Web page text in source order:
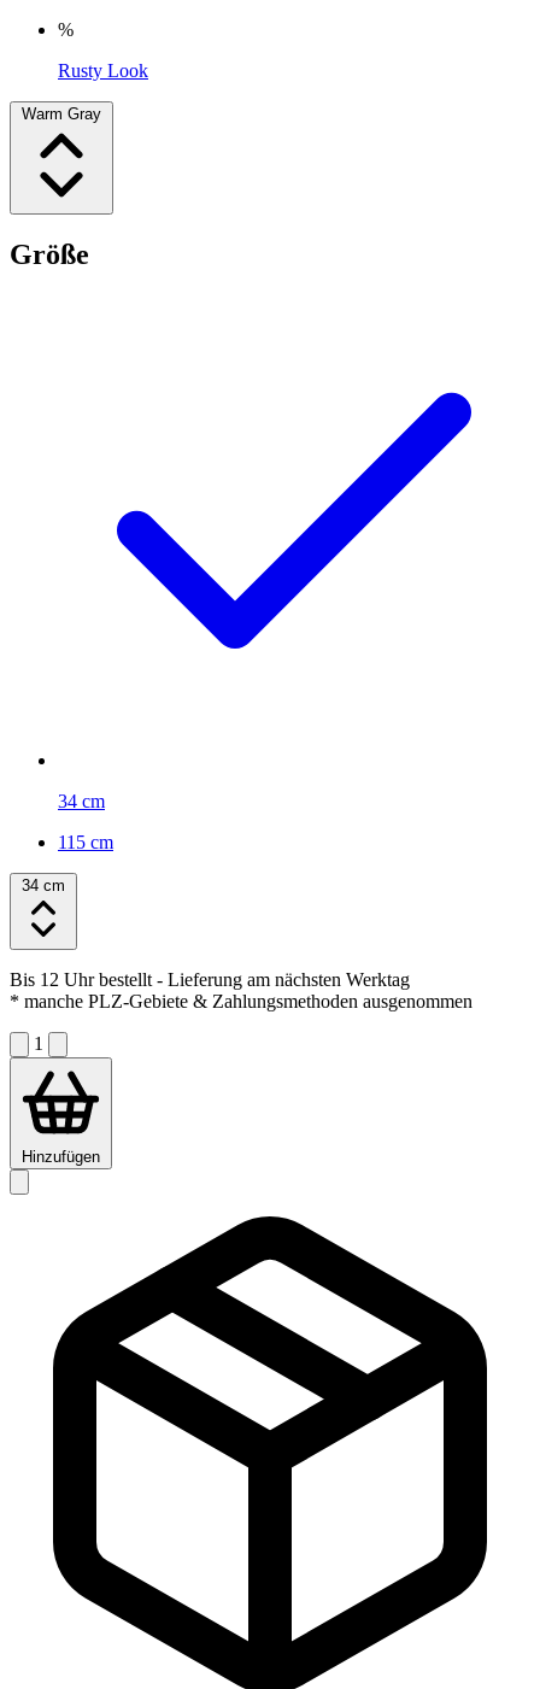
%
Rusty Look
Warm Gray
Größe
34 cm
115 cm
34 cm
Bis 12 Uhr bestellt- Lieferung am nächsten Werktag
* manche PLZ-Gebiete & Zahlungsmethoden ausgenommen
1
Hinzufügen